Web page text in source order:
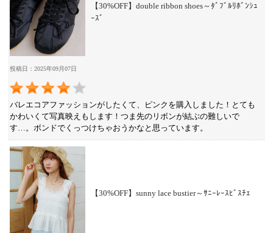
【30%OFF】double ribbon shoes～ﾀﾞﾌﾞﾙﾘﾎﾞﾝｼｭ
ｰｽﾞ
投稿日：2025年09月07日
バレエコアファッションがしたくて、ピンクを購入しました！とても
かわいくて写真映えもします！つま先のリボンが結ぶの難しいで
す…。ボンドでくっつけちゃおうかなと思っています。
【30%OFF】sunny lace bustier～ｻﾆｰﾚｰｽﾋﾞｽﾁｪ